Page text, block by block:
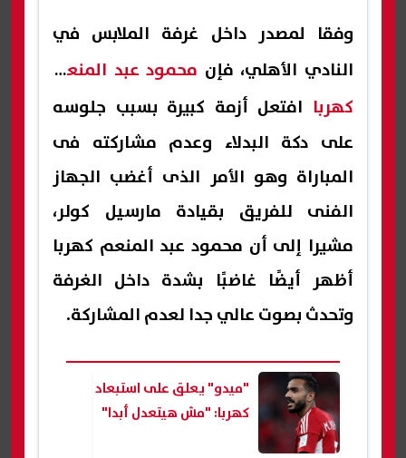
وفقا لمصدر داخل غرفة الملابس في
النادي الأهلي، فإن محمود عبد المنعم
كهربا افتعل أزمة كبيرة بسبب جلوسه
على دكة البدلاء وعدم مشاركته فى
المباراة وهو الأمر الذى أغضب الجهاز
الفنى للفريق بقيادة مارسيل كولر،
مشيرا إلى أن محمود عبد المنعم كهربا
أظهر أيضًا غاضبًا بشدة داخل الغرفة
وتحدث بصوت عالي جدا لعدم المشاركة.
"ميدو" يعلق على استبعاد
كهربا: "مش هيتعدل أبدا"